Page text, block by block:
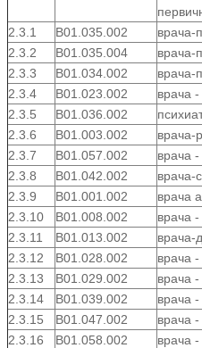
2.3.1
В01.035.002 врача-
2.3.2
В01.035.004 врача-
2.3.3
B01.034.002 врача-
2.3.4
В01.023.002 врача
2.3.5
В01.036.002
2.3.6
В01.003.002 врача-
2.3.7
В01.057.002 врача -
2.3.8
В01.042.002 врача-
2.3.9
В01.001.002 врача
2.3.10
В01.008.002 врача
2.3.11
В01.013.002 врача-
2.3.12
В01.028.002 врача
2.3.13
В01.029.002 врача
2.3.14
В01.039.002 врача -
2.3.15
В01.047.002 врача -
2.3.16
В01.058.002 врача